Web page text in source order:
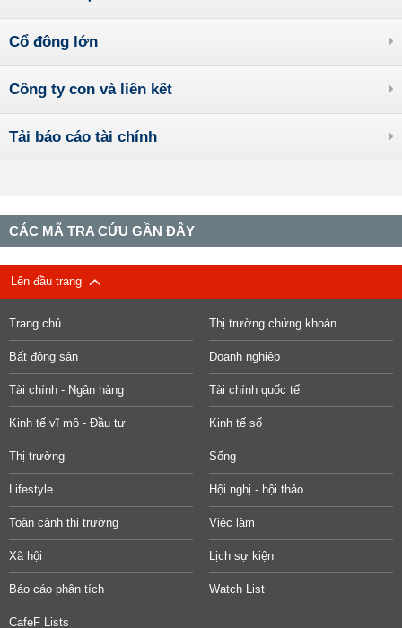
Cổ đông lớn
Công ty con và liên kết
Tải báo cáo tài chính
CÁC MÃ TRA CỨU GẦN ĐÂY
Lên đầu trang
Trang chủ
Bất động sản
Tài chính - Ngân hàng
Kinh tế vĩ mô - Đầu tư
Thị trường
Lifestyle
Toàn cảnh thị trường
Xã hội
Báo cáo phân tích
CafeF Lists
Thị trường chứng khoán
Doanh nghiệp
Tài chính quốc tế
Kinh tế số
Sống
Hội nghị - hội thảo
Việc làm
Lịch sự kiện
Watch List